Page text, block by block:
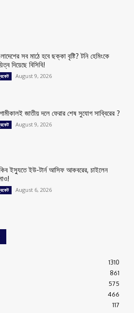
সব মাঠে হবে ছক্কা বৃষ্টি? টনি হেমিংকে
দিয়েছে বিসিবি!
August 9, 2026
জাতীয় দলে ফেরার শেষ সুযোগ সাব্বিরের ?
August 9, 2026
ইস্যুতে ইউ-টার্ন আসিফ আকবরের, চাইলেন
August 6, 2026
1310
861
575
466
117